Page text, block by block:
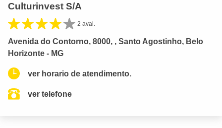
Culturinvest S/A
2 aval.
Avenida do Contorno, 8000, , Santo Agostinho, Belo
Horizonte - MG
ver horario de atendimento.
ver telefone